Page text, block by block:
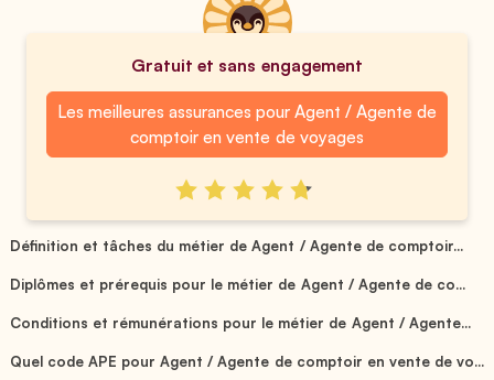
Gratuit et sans engagement
Les meilleures assurances pour Agent / Agente de
comptoir en vente de voyages
Définition et tâches du métier de Agent / Agente de comptoir...
Diplômes et prérequis pour le métier de Agent / Agente de co...
Conditions et rémunérations pour le métier de Agent / Agente...
Quel code APE pour Agent / Agente de comptoir en vente de vo...